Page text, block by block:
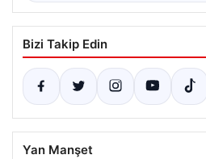
Bizi Takip Edin
Yan Manşet